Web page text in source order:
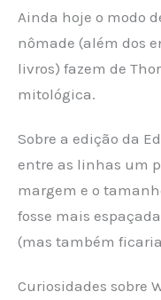
Ainda hoje o modo
nômade (além dos
livros) fazem de
mitológica.
Sobre a edição da
entre as linhas um
margem e o
fosse mais
(mas também ficaria
Curiosidades sobre